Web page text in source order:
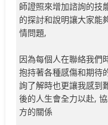
師證照來增加諮詢的技
的探討和說明讓大家能
情問題,
因為每個人在聯絡我們
抱持著各種感傷和期待
詢了解時也更讓我感到
後的人生會全力以赴,
方的關係